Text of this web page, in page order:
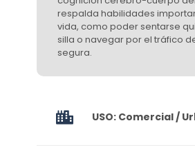
respalda habilidades
vida, como poder sentarse
silla o navegar por el tráfico
segura.
USO: Comercial /